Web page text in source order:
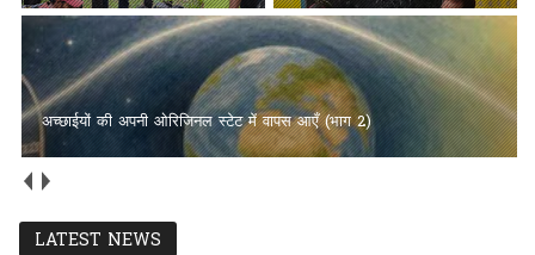
अच्छाईयों की अपनी ओरिजिनल स्टेट में वापस आएँ (भाग 2)
LATEST NEWS